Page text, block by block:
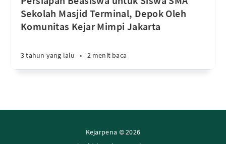
Sekolah Masjid Terminal, Depok Oleh
Komunitas Kejar Mimpi Jakarta
3 tahun yang lalu • 2 menit baca
Kejarpena © 2026